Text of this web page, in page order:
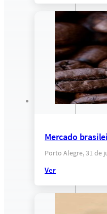
Mercado
Porto Alegre, 31 de
Ver